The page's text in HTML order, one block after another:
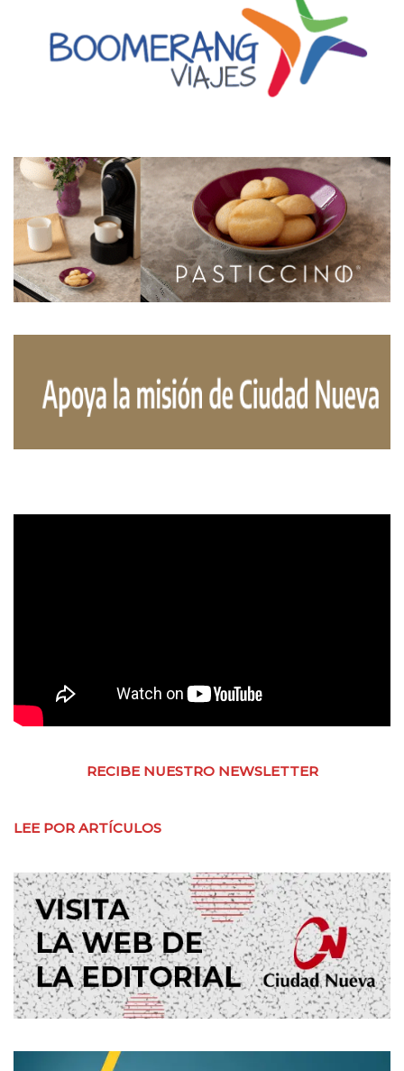
RECIBE NUESTRO NEWSLETTER
LEE POR ARTÍCULOS